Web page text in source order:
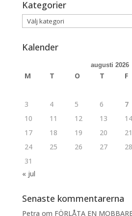
Kategorier
Kategorier
Kalender
augusti 2026
M T O T F
3
4 5 6 7
10
11 12 13 14
17
18 19 20 21
24
25 26 27 28
31
« jul
Senaste kommentarerna
Petra om FÖRLÅTA EN